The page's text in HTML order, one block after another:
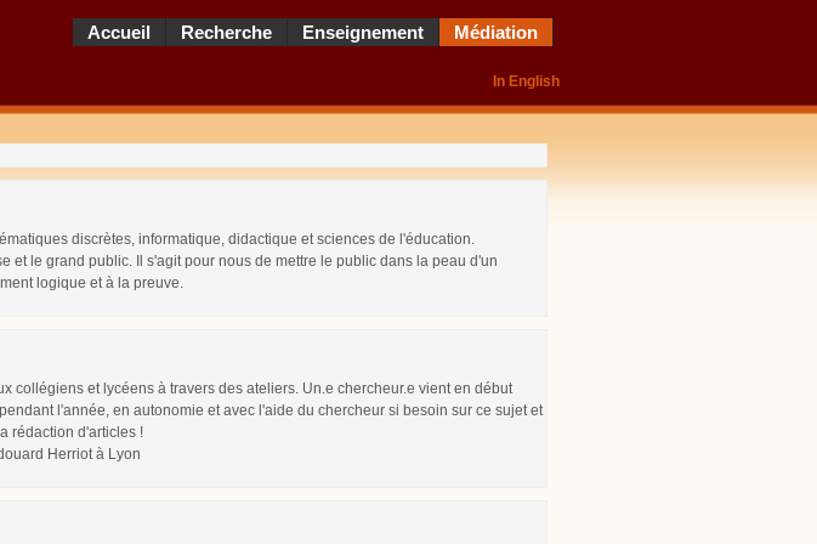
Accueil Recherche Enseignement Médiation
In English
discrètes, informatique, didactique et sciences de l'éducation.
le grand public. Il s'agit pour nous de mettre le public dans la peau d'un
logique et à la preuve.
collégiens et lycéens à travers des ateliers. Un.e chercheur.e vient en début
l'année, en autonomie et avec l'aide du chercheur si besoin sur ce sujet et
rédaction d'articles !
Herriot à Lyon